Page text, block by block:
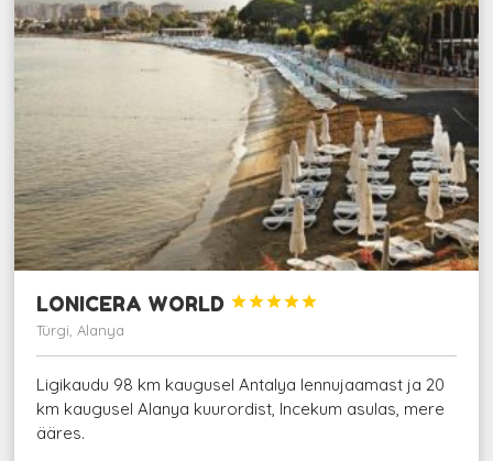
LONICERA WORLD 




Türgi, Alanya
Ligikaudu 98 km kaugusel Antalya lennujaamast ja 20
km kaugusel Alanya kuurordist, Incekum asulas, mere
ääres.